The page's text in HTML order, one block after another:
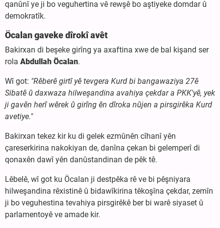
qanûnî ye ji bo veguhertina vê rewşê bo aştiyeke domdar û
demokratîk.
Öcalan gaveke dîrokî avêt
Bakirxan di beşeke girîng ya axaftina xwe de bal kişand ser
rola Abdullah Öcalan.
Wî got: "Rêberê girtî yê tevgera Kurd bi bangawaziya 27ê
Sibatê û daxwaza hilweşandina avahiya çekdar a PKK'yê, yek
ji gavên herî wêrek û girîng ên dîroka nûjen a pirsgirêka Kurd
avetiye."
Bakirxan tekez kir ku di gelek ezmûnên cîhanî yên
çareserkirina nakokiyan de, danîna çekan bi gelemperî di
qonaxên dawî yên danûstandinan de pêk tê.
Lêbelê, wî got ku Öcalan ji destpêka rê ve bi pêşniyara
hilweşandina rêxistinê û bidawîkirina têkoşîna çekdar, zemîn
ji bo veguhestina tevahiya pirsgirêkê ber bi warê siyaset û
parlamentoyê ve amade kir.